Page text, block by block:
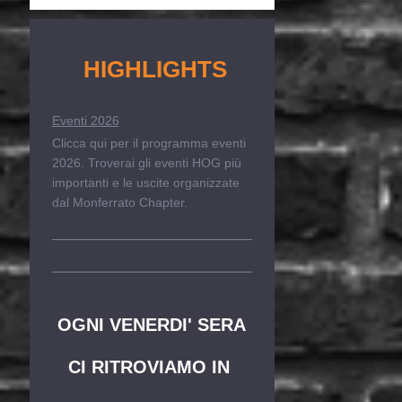
HIGHLIGHTS
Eventi 2026
Clicca qui per il programma eventi
2026. Troverai gli eventi HOG più
importanti e le uscite organizzate
dal Monferrato Chapter.
OGNI VENERDI' SERA
CI RITROVIAMO IN